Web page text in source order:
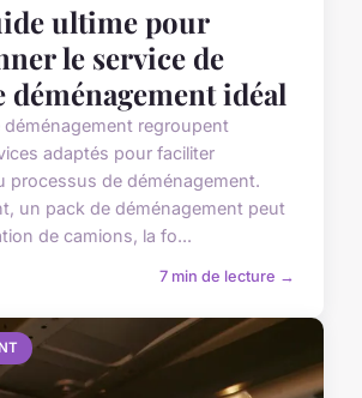
ultime pour
le service de
déménagement idéal
déménagement regroupent
adaptés pour faciliter
processus de déménagement.
un pack de déménagement peut
de camions, la fo...
7 min de lecture →